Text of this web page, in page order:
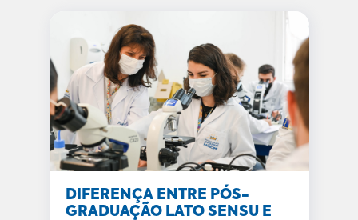
DIFERENÇA ENTRE PÓS-
GRADUAÇÃO LATO SENSU E